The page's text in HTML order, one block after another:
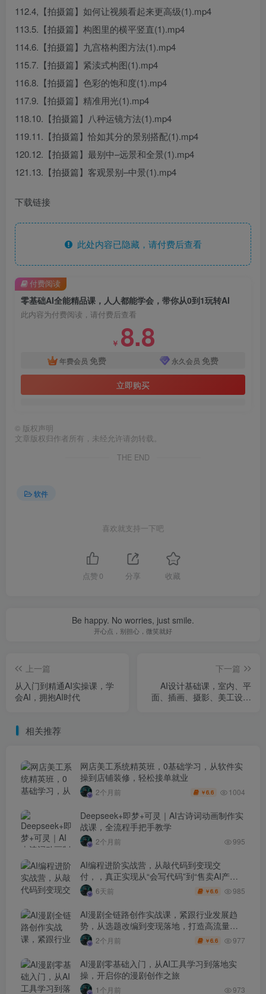
112.4,【拍摄篇】如何让视频看起来更高级(1).mp4
113.5.【拍摄篇】构图里的横平竖直(1).mp4
114.6.【拍摄篇】九宫格构图方法(1).mp4
115.7.【拍摄篇】紧渎式构图(1).mp4
116.8.【拍摄篇】色彩的饱和度(1).mp4
117.9.【拍摄篇】精准用光(1).mp4
118.10.【拍摄篇】八种运镜方法(1).mp4
119.11.【拍摄篇】恰如其分的景别搭配(1).mp4
120.12.【拍摄篇】最别中–远景和全景(1).mp4
121.13.【拍摄篇】客观景别–中景(1).mp4
下载链接
此处内容已隐藏，请付费后查看
零基础AI全能精品课，人人都能学会，带你从0到1玩转AI
此内容为付费阅读，请付费后查看
￥ 8.8
年费会员 免费 永久会员 免费
立即购买
付费阅读
© 版权声明
文章版权归作者所有，未经允许请勿转载。
THE END
软件
喜欢就支持一下吧
点赞 0 分享 收藏
Be happy. No worries, just smile.
开心点，别担心，微笑就好
上一篇
从入门到精通AI实操课，学
会AI，拥抱AI时代
下一篇
AI设计基础课，室内、平
面、插画、摄影、美工设计
相关推荐
网店美工系统精英班，0基础学习，从软件实
操到店铺装修，轻松接单就业
2个月前 ￥6.6 1004
Deepseek+即梦+可灵｜AI古诗词动画制作实
战课，全流程手把手教学
2个月前 995
AI编程进阶实战营，从敲代码到变现交
付，，真正实现从“会写代码”到“售卖AI产品
盈利”的跨越
6天前 ￥6.6 985
AI漫剧全链路创作实战课，紧跟行业发展趋
势，从选题改编到变现落地，打造高流量优
质作品2个月前 ￥6.6 977
AI漫剧零基础入门，从AI工具学习到落地实
操，开启你的漫剧创作之旅
1个月前 973